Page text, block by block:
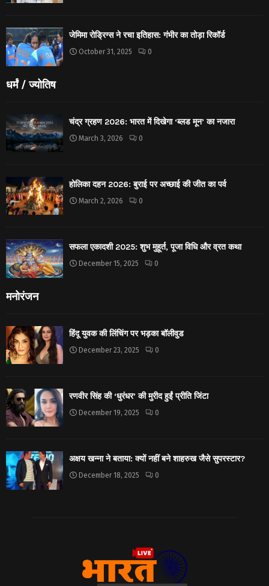
जेमिमा रोड्रिग्स ने रचा इतिहास: गंभीर का तोड़ा रिकॉर्ड
October 31, 2025 0
धर्मं / ज्योतिष
चंद्र ग्रहण 2026: भारत में दिखेगा ‘ब्लड मून’ का नजारा
March 3, 2026 0
होलिका दहन 2026: बुराई पर अच्छाई की जीत का पर्व
March 2, 2026 0
सफला एकादशी 2025: शुभ मुहूर्त, पूजा विधि और व्रत कथा
December 15, 2025 0
मनोरंजन
हिंदू युवक की लिंचिंग पर भड़का बॉलीवुड
December 23, 2025 0
रणवीर सिंह की ‘धुरंधर’ की मुरीद हुईं प्रीति जिंटा
December 19, 2025 0
अक्षय खन्ना ने बताया: क्यों नहीं बने शाहरुख जैसे सुपरस्टार?
December 18, 2025 0